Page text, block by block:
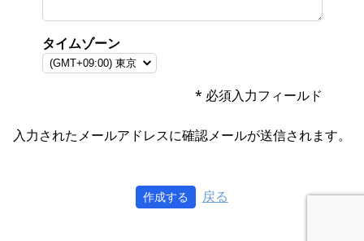
タイムゾーン
* 必須入力フィールド
入力されたメールアドレスに確認メールが送信されます。
戻る